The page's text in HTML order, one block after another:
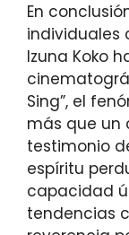
En
individuales
Izuna Koko
Sing”, el
más que un
testimonio
espíritu
capacidad
tendencias